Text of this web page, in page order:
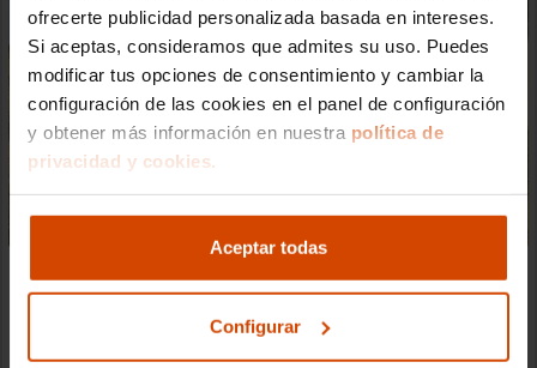
ofrecerte publicidad personalizada basada en intereses.
Si aceptas, consideramos que admites su uso. Puedes
modificar tus opciones de consentimiento y cambiar la
configuración de las cookies en el panel de configuración
y obtener más información en nuestra política de
privacidad y cookies.
Aceptar todas
Configurar
Santana Cajal: el nuevo todoterreno español
que planta cara al Land Cruiser por menos de
50.000 €
Santana acaba de presentar su segundo modelo tras el
regreso de la marca con la pick-up Santana 400. Se llama